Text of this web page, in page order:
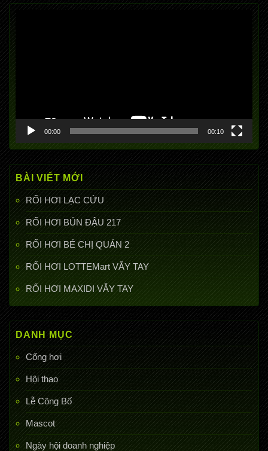
Trình
chơi
Video
00:00 00:10
BÀI VIẾT MỚI
RỐI HƠI LẠC CỨU
RỐI HƠI BÚN ĐẬU 217
RỐI HƠI BÉ CHỊ QUÁN 2
RỐI HƠI LOTTEMart VẪY TAY
RỐI HƠI MAXIDI VẪY TAY
DANH MỤC
Cổng hơi
Hội thao
Lễ Công Bố
Mascot
Ngày hội doanh nghiệp